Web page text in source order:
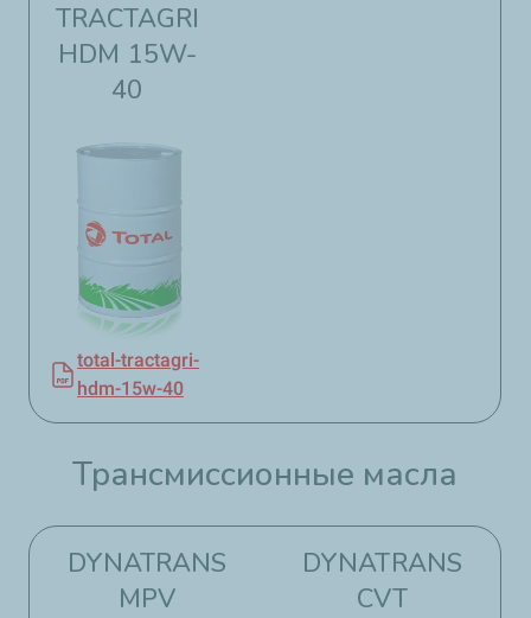
TRACTAGRI
HDM 15W-
40
total-tractagri-
hdm-15w-40
Трансмиссионные масла​​
DYNATRANS
MPV
DYNATRANS
CVT​​